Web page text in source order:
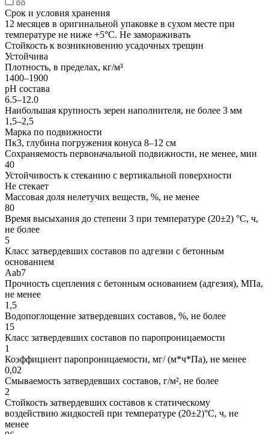
Срок и условия хранения
12 месяцев в оригинальной упаковке в сухом месте при
температуре не ниже +5°С. Не замораживать
Стойкость к возникновению усадочных трещин
Устойчива
Плотность, в пределах, кг/м³
1400–1900
рН состава
6.5–12.0
Наибольшая крупность зерен наполнителя, не более 3 мм
1,5–2,5
Марка по подвижности
Пк3, глубина погружения конуса 8–12 см
Сохраняемость первоначальной подвижности, не менее, мин
40
Устойчивость к стеканию с вертикальной поверхности
Не стекает
Массовая доля нелетучих веществ, %, не менее
80
Время высыхания до степени 3 при температуре (20±2) °С, ч,
не более
5
Класс затвердевших составов по адгезии с бетонным
основанием
Aab7
Прочность сцепления с бетонным основанием (адгезия), МПа,
не менее
1,5
Водопоглощение затвердевших составов, %, не более
15
Класс затвердевших составов по паропроницаемости
1
Коэффициент паропроницаемости, мг/ (м*ч*Па), не менее
0,02
Смываемость затвердевших составов, г/м², не более
2
Стойкость затвердевших составов к статическому
воздействию жидкостей при температуре (20±2)°С, ч, не
менее